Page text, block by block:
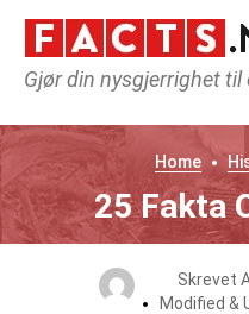
Gjør din nysgjerrighet til
Home
25 Fakta
Skrevet
Modified &